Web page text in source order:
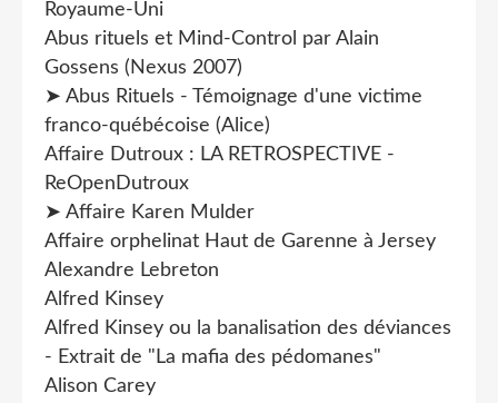
Royaume-Uni
Abus rituels et Mind-Control par Alain
Gossens (Nexus 2007)
➤ Abus Rituels - Témoignage d'une victime
franco-québécoise (Alice)
Affaire Dutroux : LA RETROSPECTIVE -
ReOpenDutroux
➤ Affaire Karen Mulder
Affaire orphelinat Haut de Garenne à Jersey
Alexandre Lebreton
Alfred Kinsey
Alfred Kinsey ou la banalisation des déviances
- Extrait de "La mafia des pédomanes"
Alison Carey